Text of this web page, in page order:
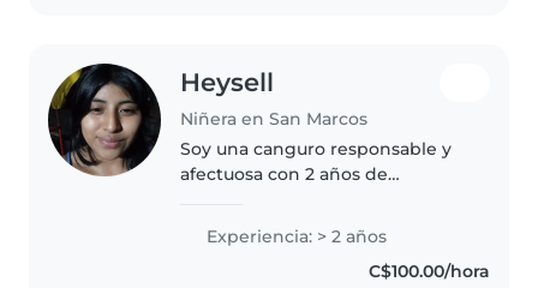
Heysell
Niñera en San Marcos
Soy una canguro responsable y
afectuosa con 2 años de
pequeños. Me encanta la música
y los juegos, y me siento cómoda
ayudando con las mascotas,
Experiencia: > 2 años
C$100.00/hora